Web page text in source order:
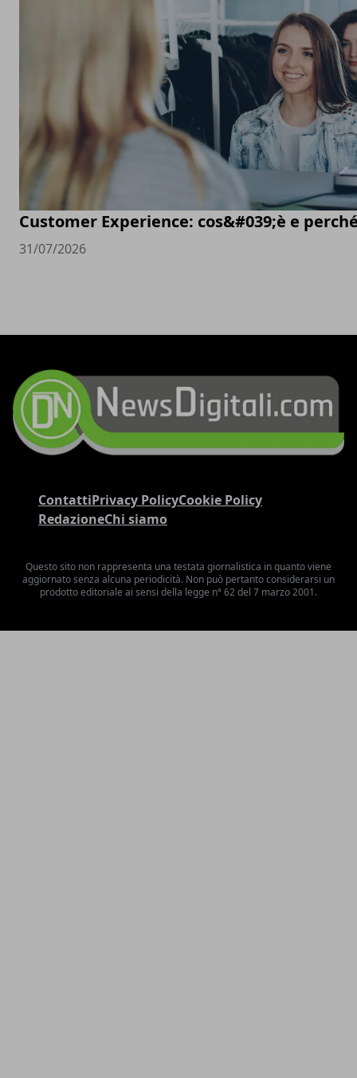
Customer Experience: cos&#039;è e
31/07/2026
ContattiPrivacy PolicyCookie Policy
RedazioneChi siamo
Questo sito non rappresenta una testata giornalistica in quanto viene
aggiornato senza alcuna periodicità. Non può pertanto considerarsi un
prodotto editoriale ai sensi della legge n° 62 del 7 marzo 2001.